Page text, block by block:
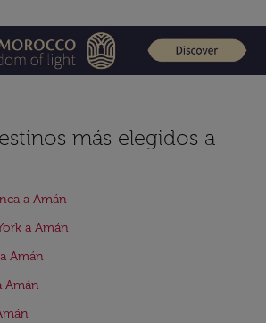
más elegidos a
a Amán
a Amán
Amán
Amán